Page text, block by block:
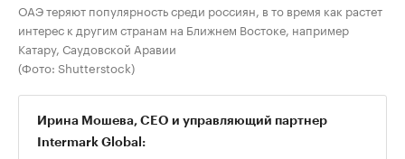
ОАЭ теряют популярность среди россиян, в то время как растет
интерес к другим странам на Ближнем Востоке, например
Катару, Саудовской Аравии
(Фото: Shutterstock)
Ирина Мошева, CEO и управляющий партнер
Intermark Global: